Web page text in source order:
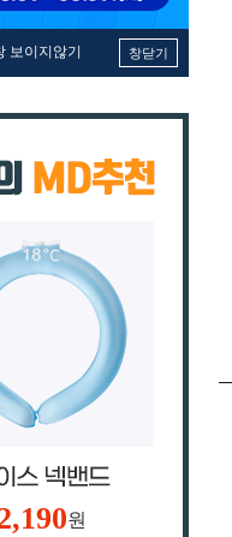
보이지않기 창닫기
원